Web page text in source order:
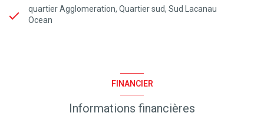
quartier Agglomeration, Quartier sud, Sud Lacanau
Ocean
FINANCIER
Informations financières